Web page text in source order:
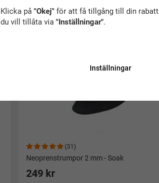
(31)
Neoprenstrumpor 2 mm - Soak
Populär
249 kr
Klicka på "Okej"för att få tillgång till din
du vill tillåta via "Inställningar".
Inställningar